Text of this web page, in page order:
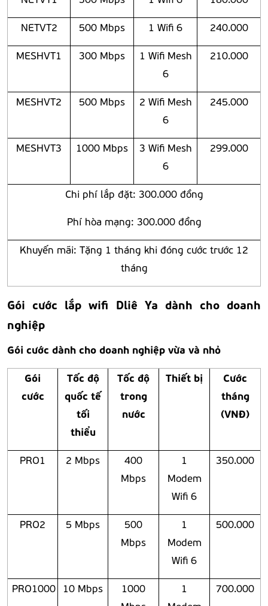
NETVT2 500 Mbps 1 Wifi 6 240.000
MESHVT1 300 Mbps
1 Wifi Mesh
6
210.000
MESHVT2 500 Mbps
2 Wifi Mesh
6
245.000
MESHVT3 1000 Mbps
3 Wifi Mesh
6
299.000
Chi phí lắp đặt: 300.000 đồng
Phí hòa mạng: 300.000 đồng
Khuyến mãi: Tặng 1 tháng khi đóng cước trước 12
tháng
Gói cước lắp wifi Dliê Ya dành cho doanh
nghiệp
Gói cước dành cho doanh nghiệp vừa và nhỏ
Gói
cước
Tốc độ
quốc tế
tối
thiểu
Tốc độ
trong
nước
Thiết bị
Cước
tháng
(VNĐ)
PRO1 2 Mbps
400
Mbps
1
Modem
Wifi 6
350.000
PRO2 5 Mbps
500
Mbps
1
Modem
Wifi 6
500.000
PRO1000 10 Mbps
1000
1
700.000